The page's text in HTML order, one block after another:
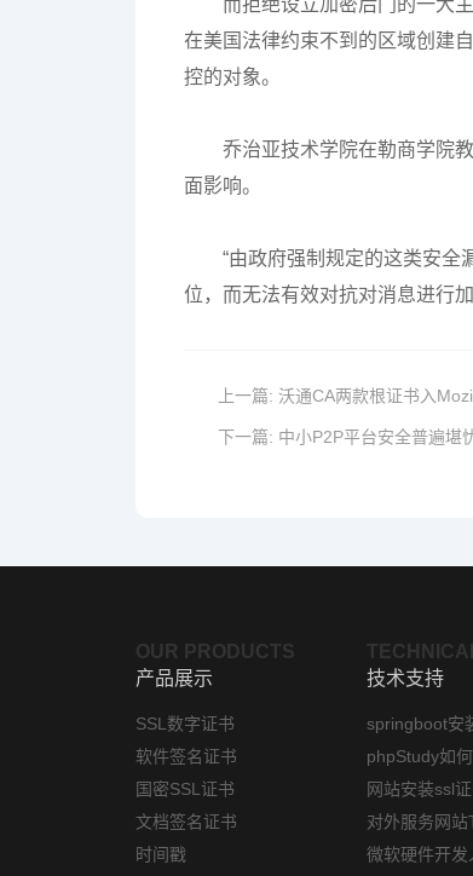
而拒绝设立加密后门的一
在美国法律约束不到的区域创建
控的对象。
乔治亚技术学院在勒商学院
面影响。
“由政府强制规定的这类安
位，而无法有效对抗对消息进行
上一篇: 沃通CA两款根证书入
下一篇: 中小P2P平台安全普遍堪
OUR PRODUCTS
产品展示
SSL数字证书
软件签名证书
国密SSL证书
文档签名证书
时间戳
技术支持
springboot安